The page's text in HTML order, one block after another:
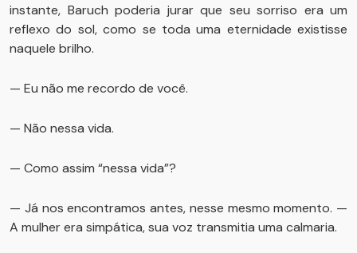
instante, Baruch poderia jurar que seu sorriso era um
reflexo do sol, como se toda uma eternidade existisse
naquele brilho.
— Eu não me recordo de você.
— Não nessa vida.
— Como assim “nessa vida”?
— Já nos encontramos antes, nesse mesmo momento. —
A mulher era simpática, sua voz transmitia uma calmaria.